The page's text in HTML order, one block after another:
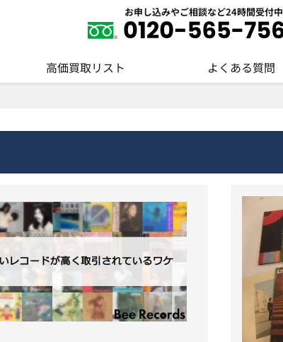
お申し込みやご相談など24時間受付中
高価買取リスト よくある質問